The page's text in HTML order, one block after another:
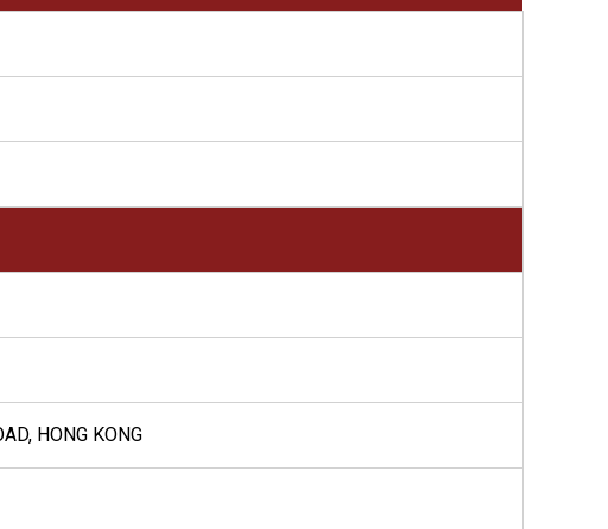
HONG KONG